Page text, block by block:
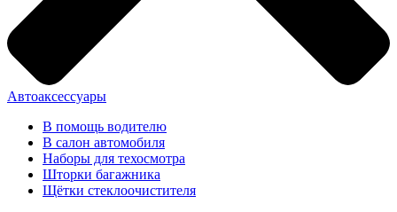
Автоаксессуары
В помощь водителю
В салон автомобиля
Наборы для техосмотра
Шторки багажника
Щётки стеклоочистителя